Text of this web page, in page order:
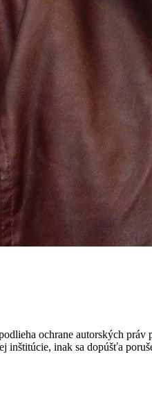
ochrane autorských
inak sa dopúšťa